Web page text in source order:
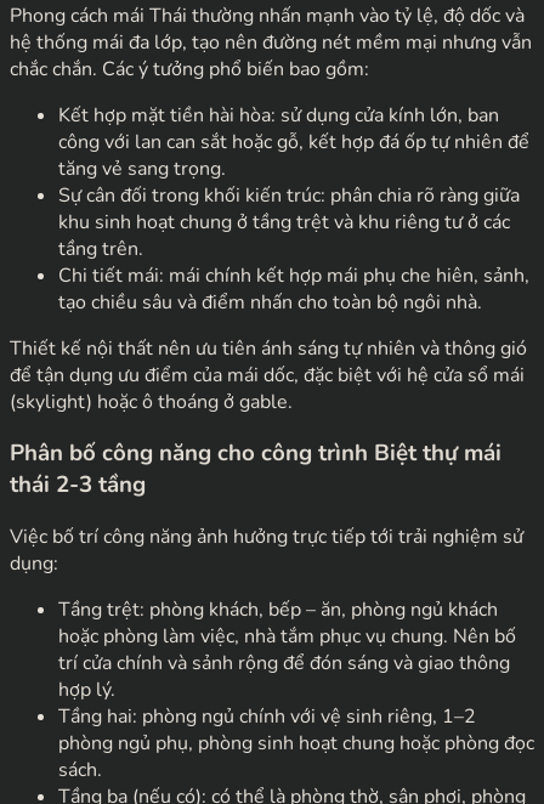
Phong cách mái Thái thường nhấn mạnh vào tỷ lệ, độ dốc và
hệ thống mái đa lớp, tạo nên đường nét mềm mại nhưng vẫn
chắc chắn. Các ý tưởng phổ biến bao gồm:
Kết hợp mặt tiền hài hòa: sử dụng cửa kính lớn, ban
công với lan can sắt hoặc gỗ, kết hợp đá ốp tự nhiên để
tăng vẻ sang trọng.
Sự cân đối trong khối kiến trúc: phân chia rõ ràng giữa
khu sinh hoạt chung ở tầng trệt và khu riêng tư ở các
tầng trên.
Chi tiết mái: mái chính kết hợp mái phụ che hiên, sảnh,
tạo chiều sâu và điểm nhấn cho toàn bộ ngôi nhà.
Thiết kế nội thất nên ưu tiên ánh sáng tự nhiên và thông gió
để tận dụng ưu điểm của mái dốc, đặc biệt với hệ cửa sổ mái
(skylight) hoặc ô thoáng ở gable.
Phân bố công năng cho công trình Biệt thự mái
thái 2-3 tầng
Việc bố trí công năng ảnh hưởng trực tiếp tới trải nghiệm sử
dụng:
Tầng trệt: phòng khách, bếp – ăn, phòng ngủ khách
hoặc phòng làm việc, nhà tắm phục vụ chung. Nên bố
trí cửa chính và sảnh rộng để đón sáng và giao thông
hợp lý.
Tầng hai: phòng ngủ chính với vệ sinh riêng, 1–2
phòng ngủ phụ, phòng sinh hoạt chung hoặc phòng đọc
sách.
Tầng ba (nếu có): có thể là phòng thờ, sân phơi, phòng